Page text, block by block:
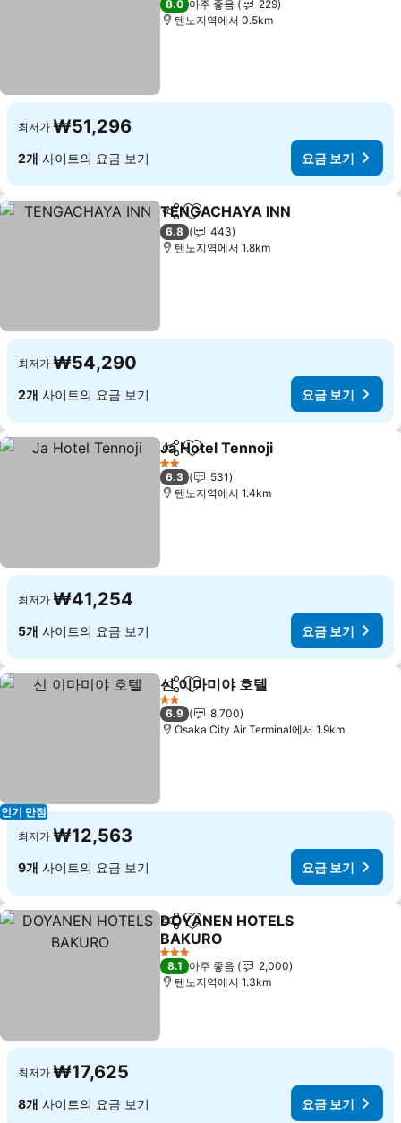
8.0 아주 좋음
229
텐노지역에서 0.5km
최저가 ₩51,296
2개 사이트의 요금 보기 요금 보기
공유 즐겨찾기에 추가
TENGACHAYA INN
6.8
443
텐노지역에서 1.8km
최저가 ₩54,290
2개 사이트의 요금 보기 요금 보기
공유 즐겨찾기에 추가
Ja Hotel Tennoji
2 성급
6.3
531
텐노지역에서 1.4km
최저가 ₩41,254
5개 사이트의 요금 보기 요금 보기
인기 만점
공유 즐겨찾기에 추가
신 이마미야 호텔
2 성급
6.9
8,700
Osaka City Air Terminal에서 1.9km
최저가 ₩12,563
9개 사이트의 요금 보기 요금 보기
공유 즐겨찾기에 추가
DOYANEN HOTELS
BAKURO
요금 보기
3 성급
8.1 아주 좋음
2,000
텐노지역에서 1.3km
최저가 ₩17,625
8개 사이트의 요금 보기 요금 보기